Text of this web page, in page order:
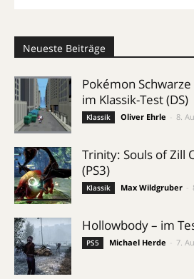
Neueste Beiträge
Pokémon
im Klassik-Test (DS)
Klassik Oliver Ehrle 8.
Trinity: Souls of Zill
(PS3)
Klassik Max Wildgruber
Hollowbody – im
PS5 Michael Herde 7.